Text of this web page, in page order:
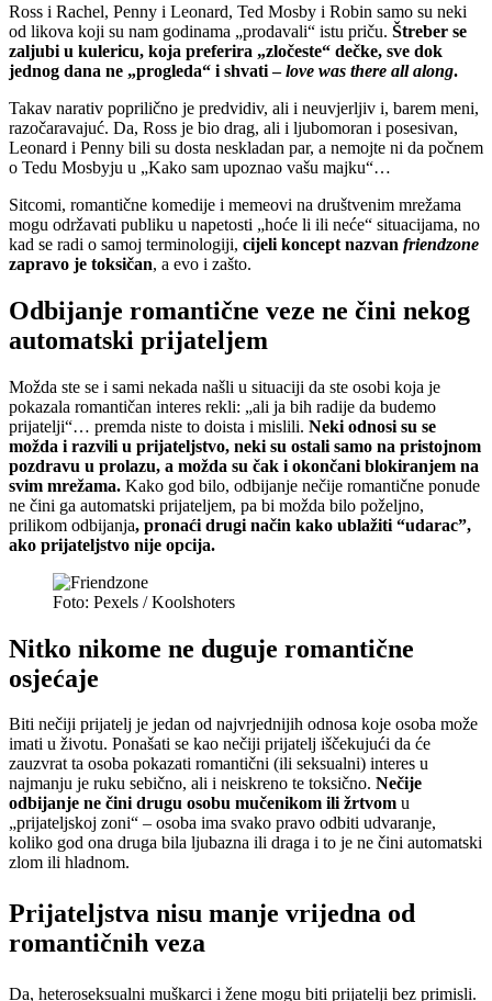
Ross i Rachel, Penny i Leonard, Ted Mosby i Robin samo su neki
od likova koji su nam godinama „prodavali“ istu priču. Štreber se
zaljubi u kulericu, koja preferira „zločeste“ dečke, sve dok
jednog dana ne „progleda“ i shvati –love was there all along.
Takav narativ poprilično je predvidiv, ali i neuvjerljiv i, barem meni,
razočaravajuć. Da, Ross je bio drag, ali i ljubomoran i posesivan,
Leonard i Penny bili su dosta neskladan par, a nemojte ni da počnem
o Tedu Mosbyju u „Kako sam upoznao vašu majku“…
Sitcomi, romantične komedije i memeovi na društvenim mrežama
mogu održavati publiku u napetosti „hoće li ili neće“ situacijama, no
kad se radi o samoj terminologiji, cijeli koncept nazvan friendzone
zapravo je toksičan, a evo i zašto.
Odbijanje romantične veze ne čini nekog
automatski prijateljem
Možda ste se i sami nekada našli u situaciji da ste osobi koja je
pokazala romantičan interes rekli: „ali ja bih radije da budemo
prijatelji“… premda niste to doista i mislili. Neki odnosi su se
možda i razvili u prijateljstvo, neki su ostali samo na pristojnom
pozdravu u prolazu, a možda su čak i okončani blokiranjem na
svim mrežama. Kako god bilo, odbijanje nečije romantične ponude
ne čini ga automatski prijateljem, pa bi možda bilo poželjno,
prilikom odbijanja, pronaći drugi način kako ublažiti “udarac”,
ako prijateljstvo nije opcija.
Foto: Pexels / Koolshoters
Nitko nikome ne duguje romantične
osjećaje
Biti nečiji prijatelj je jedan od najvrjednijih odnosa koje osoba može
imati u životu. Ponašati se kao nečiji prijatelj iščekujući da će
zauzvrat ta osoba pokazati romantični (ili seksualni) interes u
najmanju je ruku sebično, ali i neiskreno te toksično. Nečije
odbijanje ne čini drugu osobu mučenikom ili žrtvom u
„prijateljskoj zoni“ – osoba ima svako pravo odbiti udvaranje,
koliko god ona druga bila ljubazna ili draga i to je ne čini automatski
zlom ili hladnom.
Prijateljstva nisu manje vrijedna od
romantičnih veza
Da, heteroseksualni muškarci i žene mogu biti prijatelji bez primisli.